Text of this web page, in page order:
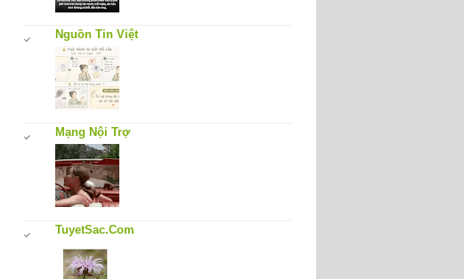
Nguồn Tin Việt
Mạng Nội Trợ
TuyetSac.Com